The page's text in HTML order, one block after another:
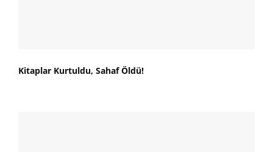
Kitaplar Kurtuldu, Sahaf Öldü!